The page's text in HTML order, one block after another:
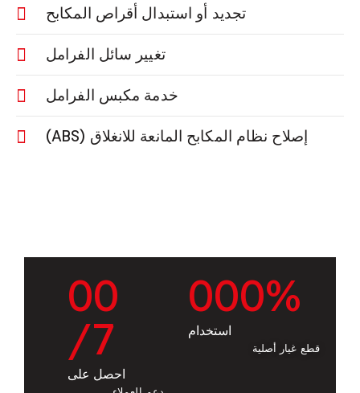
تجديد أو استبدال أقراص المكابح
تغيير سائل الفرامل
خدمة مكبس الفرامل
إصلاح نظام المكابح المانعة للانغلاق (ABS)
000%
استخدام
قطع غيار أصلية
00
/7
احصل على